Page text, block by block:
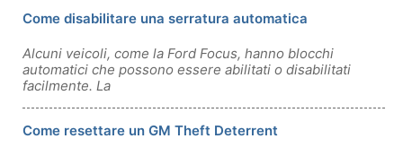
Come disabilitare una serratura automatica
Alcuni veicoli, come la Ford Focus, hanno blocchi
automatici che possono essere abilitati o disabilitati
facilmente. La
Come resettare un GM Theft Deterrent